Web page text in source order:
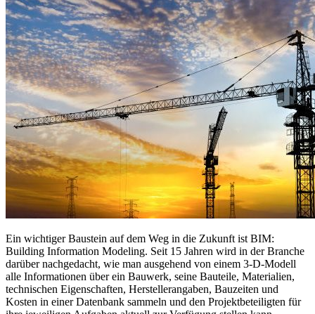
Ein wichtiger Baustein auf dem Weg in die Zukunft ist BIM:
Building Information Modeling. Seit 15 Jahren wird in der Branche
darüber nachgedacht, wie man ausgehend von einem 3-D-Modell
alle Informationen über ein Bauwerk, seine Bauteile, Materialien,
technischen Eigenschaften, Herstellerangaben, Bauzeiten und
Kosten in einer Datenbank sammeln und den Projektbeteiligten für